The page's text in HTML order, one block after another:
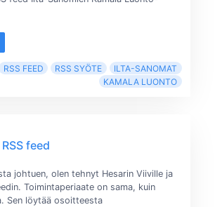
RSS FEED RSS SYÖTE
ILTA-SANOMAT
KAMALA LUONTO
feed
johtuen, olen tehnyt Hesarin Viiville ja
Toimintaperiaate on sama, kuin
Sen löytää osoitteesta